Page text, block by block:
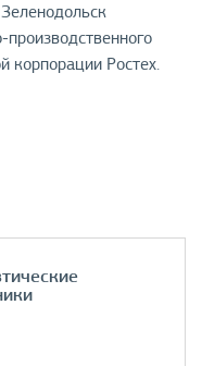
производственного
корпорации Ростех.